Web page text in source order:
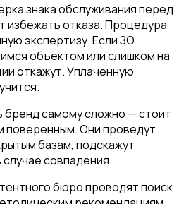
знака обслуживания перед
избежать отказа. Процедура
экспертизу. Если ЗО
объектом или слишком на
откажут. Уплаченную
бренд самому сложно — стоит
поверенным. Они проведут
базам, подскажут
совпадения.
бюро проводят поиск